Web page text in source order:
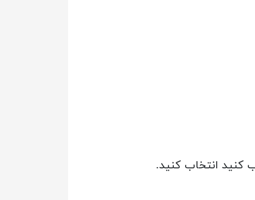
کنید انتخاب کنید.